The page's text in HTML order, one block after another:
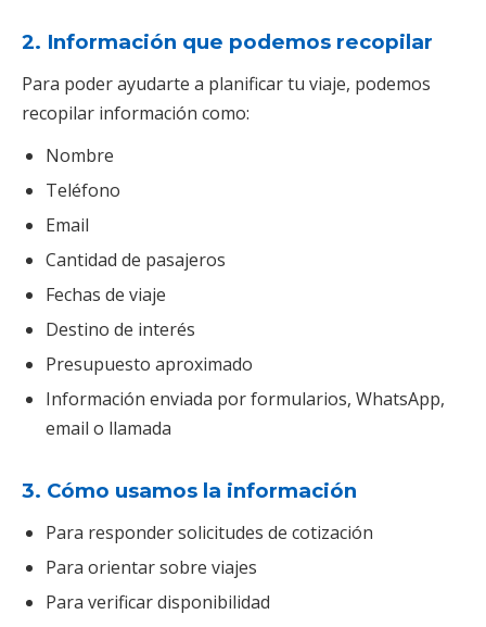
2. Información que podemos recopilar
Para poder ayudarte a planificar tu viaje, podemos
recopilar información como:
Nombre
Teléfono
Email
Cantidad de pasajeros
Fechas de viaje
Destino de interés
Presupuesto aproximado
Información enviada por formularios, WhatsApp,
email o llamada
3. Cómo usamos la información
Para responder solicitudes de cotización
Para orientar sobre viajes
Para verificar disponibilidad